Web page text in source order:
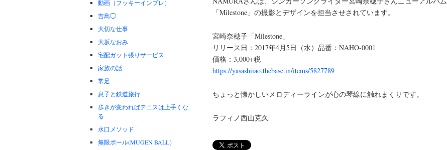
「Milestone」の撮影とデザインを担当させされています。
宮崎奈穂子「Milestone」
リリース日：2017年4月5日（水）品番：NAHO-0001
価格：3,000+税
https://yasashiiao.thebase.in/items/5827789
ちょっと懐かしいメロディーラインが心の琴線に触れまくりです。
ラフィノ西山克久
動画（フッキーインプレ）
吉鳥◯
大切な仕事
大坂なおみ
宅配ガット張りサービス
家族の話
常足
息子と鉄道旅行
歩きが変わればテニスは上手くな
る
水口メソッド
無限ボール(MUGEN BALL）